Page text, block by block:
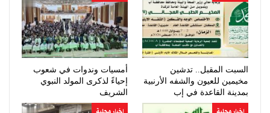
السبت المقبل.. تدشين
مخيمين للعيون والشفه الأرنبية
بمدينة القاعدة في إب
أمسيات وندوات في شعوب
إحياءً لذكرى المولد النبوي
الشريف